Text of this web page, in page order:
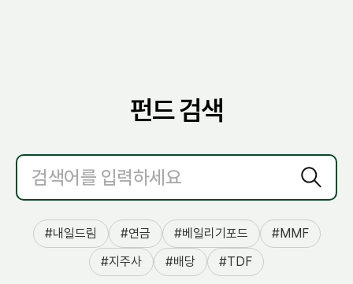
펀드 검색
내일드림 연금 베일리기포드
MMF
지주사
배당 TDF